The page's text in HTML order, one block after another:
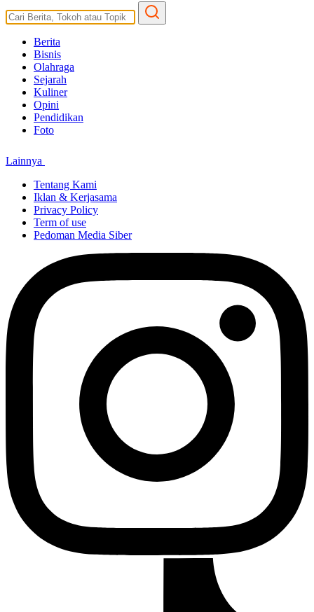
Berita
Bisnis
Olahraga
Sejarah
Kuliner
Opini
Pendidikan
Foto
Lainnya
Tentang Kami
Iklan & Kerjasama
Privacy Policy
Term of use
Pedoman Media Siber